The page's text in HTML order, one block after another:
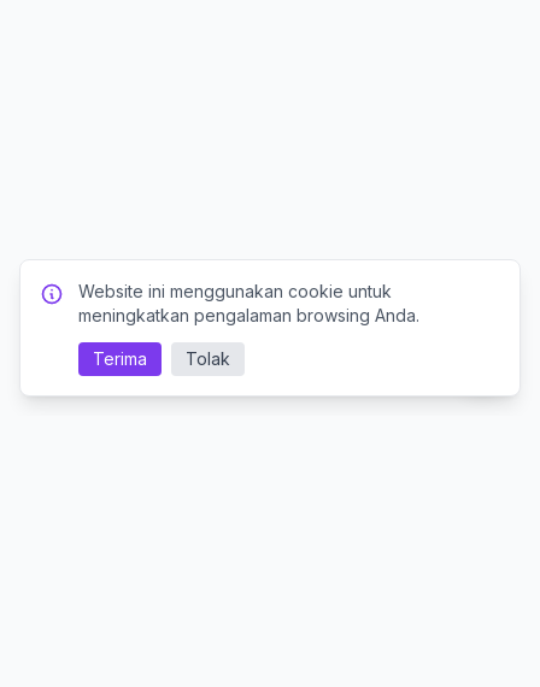
Website ini menggunakan cookie untuk
meningkatkan pengalaman browsing Anda.
Terima Tolak